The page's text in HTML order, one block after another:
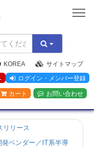
KOREA
サイトマップ
ログイン・メンバー登録
カート お問い合わせ
リリース
ベンダー／IT系半導